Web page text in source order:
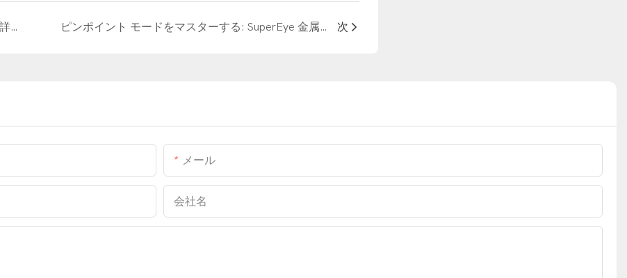
識別モードの解明: SuperEye 金属探知機の詳細 ピンポイント モードをマスターする: SuperEye 金属検出器の使用ガイド 次
メール
会社名